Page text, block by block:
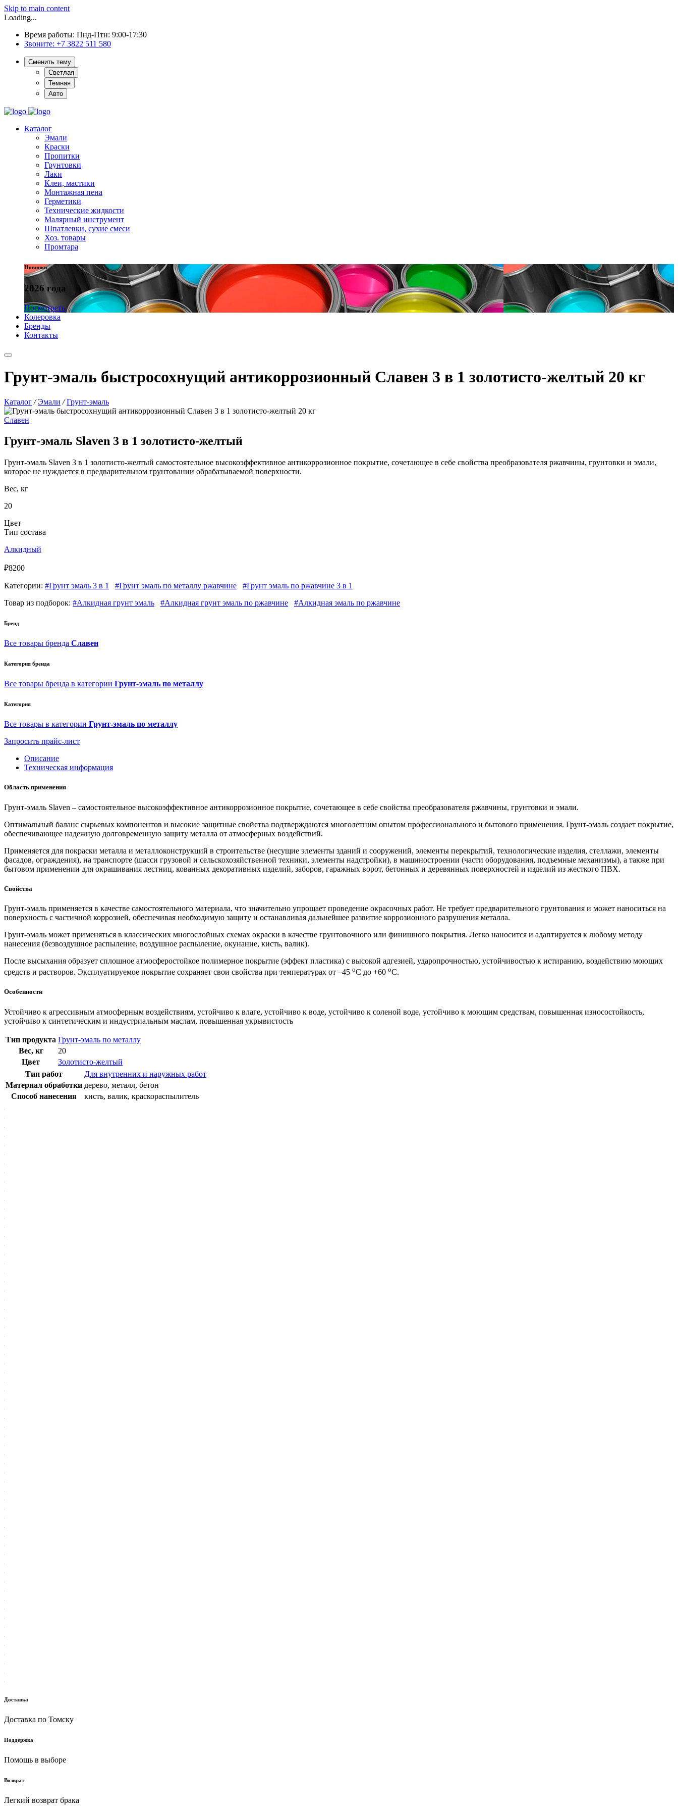
Skip to main content
Loading...
Время работы: Пнд-Птн: 9:00-17:30
Звоните: +7 3822 511 580
Сменить тему
Светлая
Темная
Авто
Каталог
Эмали
Краски
Пропитки
Грунтовки
Лаки
Клеи, мастики
Монтажная пена
Герметики
Технические жидкости
Малярный инструмент
Шпатлевки, сухие смеси
Хоз. товары
Промтара
Новинки
2026 года
Посмотреть
Колеровка
Бренды
Контакты
Грунт-эмаль быстросохнущий антикоррозионный Славен 3 в 1 золотисто-желтый 20 кг
Каталог / Эмали / Грунт-эмаль
Славен
Грунт-эмаль Slaven 3 в 1 золотисто-желтый
Грунт-эмаль Slaven 3 в 1 золотисто-желтый самостоятельное высокоэффективное антикоррозионное покрытие, сочетающее в себе свойства преобразователя ржавчины, грунтовки и эмали,
которое не нуждается в предварительном грунтовании обрабатываемой поверхности.
Вес, кг
20
Цвет
Тип состава
Алкидный
₽8200
Категории: #Грунт эмаль 3 в 1 #Грунт эмаль по металлу ржавчине
#Грунт эмаль по ржавчине 3 в 1
Товар из подборок: #Алкидная грунт эмаль #Алкидная грунт эмаль по ржавчине #Алкидная эмаль по ржавчине
Бренд
Все товары бренда Славен
Категория бренда
Все товары бренда в категории Грунт-эмаль по металлу
Категория
Все товары в категории Грунт-эмаль по металлу
Запросить прайс-лист
Описание
Техническая информация
Область применения
Грунт-эмаль Slaven – самостоятельное высокоэффективное антикоррозионное покрытие, сочетающее в себе свойства преобразователя ржавчины, грунтовки и эмали.
Оптимальный баланс сырьевых компонентов и высокие защитные свойства подтверждаются многолетним опытом профессионального и бытового применения. Грунт-эмаль создает покрытие,
обеспечивающее надежную долговременную защиту металла от атмосферных воздействий.
Применяется для покраски металла и металлоконструкций в строительстве (несущие элементы зданий и сооружений, элементы перекрытий, технологические изделия, стеллажи, элементы
фасадов, ограждения), на транспорте (шасси грузовой и сельскохозяйственной техники, элементы надстройки), в машиностроении (части оборудования, подъемные механизмы), а также при
бытовом применении для окрашивания лестниц, кованных декоративных изделий, заборов, гаражных ворот, бетонных и деревянных поверхностей и изделий из жесткого ПВХ.
Свойства
Грунт-эмаль применяется в качестве самостоятельного материала, что значительно упрощает проведение окрасочных работ. Не требует предварительного грунтования и может наноситься на
поверхность с частичной коррозией, обеспечивая необходимую защиту и останавливая дальнейшее развитие коррозионного разрушения металла.
Грунт-эмаль может применяться в классических многослойных схемах окраски в качестве грунтовочного или финишного покрытия. Легко наносится и адаптируется к любому методу
нанесения (безвоздушное распыление, воздушное распыление, окунание, кисть, валик).
После высыхания образует сплошное атмосферостойкое полимерное покрытие (эффект пластика) с высокой адгезией, ударопрочностью, устойчивостью к истиранию, воздействию моющих
средств и растворов. Эксплуатируемое покрытие сохраняет свои свойства при температурах от –45 oС до +60 oС.
Особенности
Устойчиво к агрессивным атмосферным воздействиям, устойчиво к влаге, устойчиво к воде, устойчиво к соленой воде, устойчиво к моющим средствам, повышенная износостойкость,
устойчиво к синтетическим и индустриальным маслам, повышенная укрывистость
Тип продукта Грунт-эмаль по металлу
Вес, кг
20
Цвет
Золотисто-желтый
Тип работ
Для внутренних и наружных работ
Материал обработки дерево, металл, бетон
Способ нанесения
кисть, валик, краскораспылитель
Доставка
Доставка по Томску
Поддержка
Помощь в выборе
Возврат
Легкий возврат брака